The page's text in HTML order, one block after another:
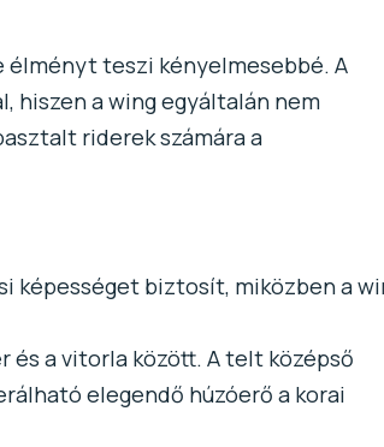
élményt teszi kényelmesebbé. A
hiszen a wing egyáltalán nem
riderek számára a
képességet biztosít, miközben a
és a vitorla között. A telt középső
elegendő húzóerő a korai